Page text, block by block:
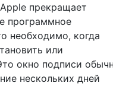
прекращает
программное
необходимо, когда
или
окно подписи
нескольких дней